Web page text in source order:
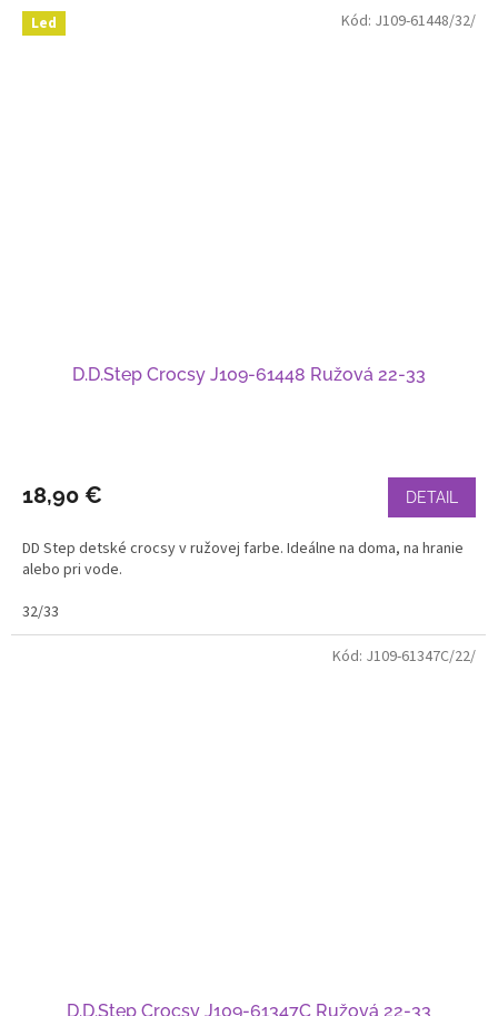
Led
D.D.Step Crocsy J109-61448 Ružová 22-33
18,90 € DETAIL
DD Step detské crocsy v ružovej farbe. Ideálne na doma, na hranie
alebo pri vode.
32/33
Kód: J109-61448/32/
D.D.Step Crocsy J109-61347C Ružová 22-33
Kód: J109-61347C/22/